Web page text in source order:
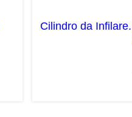
Cilindro da